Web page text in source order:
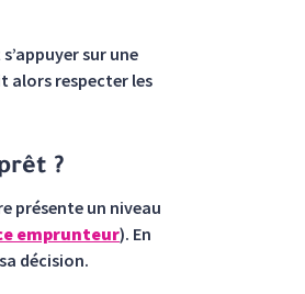
sur une
alors respecter les
?
présente un niveau
emprunteur). En
décision.